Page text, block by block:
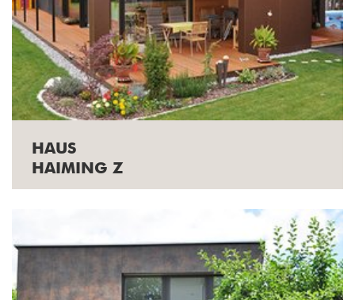
HAUS
HAIMING Z